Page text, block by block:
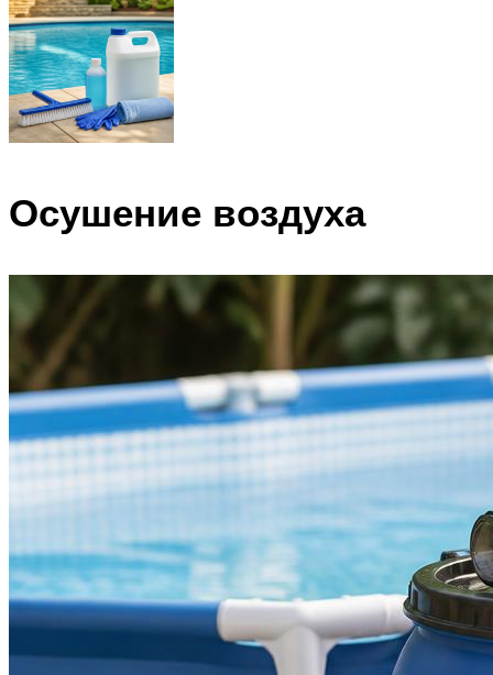
Осушение воздуха